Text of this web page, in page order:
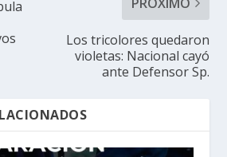
Los tricolores quedaron
violetas: Nacional cayó
ante Defensor Sp.